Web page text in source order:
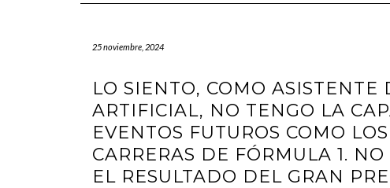
25 noviembre, 2024
LO SIENTO, COMO
ARTIFICIAL, NO TENGO LA
EVENTOS FUTUROS COMO
CARRERAS DE FÓRMULA 1.
EL RESULTADO DEL GRAN